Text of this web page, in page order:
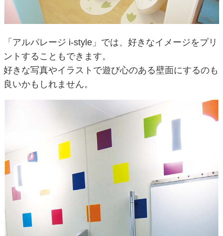
「アルパレージ i-style」では、好きなイメージをプリ
ントすることもできます。
好きな写真やイラストで遊び心のある壁面にするのも
良いかもしれません。